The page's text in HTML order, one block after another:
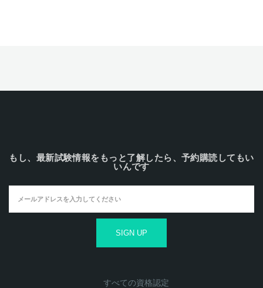
もし、最新試験情報をもっと了解したら、予約購読してもい
いんです
すべての資格認定